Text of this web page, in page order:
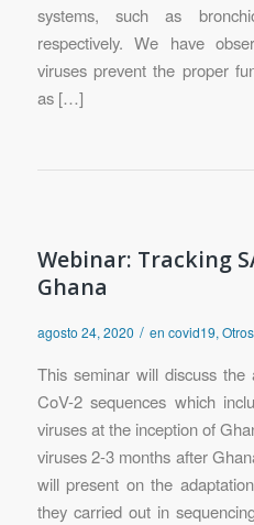
systems, such as
respectively. We have
viruses prevent the proper
as […]
Webinar: Tracking
Ghana
agosto 24, 2020 / en covid19,
This seminar will discuss
CoV-2 sequences which
viruses at the inception of
viruses 2-3 months after
will present on the
they carried out in